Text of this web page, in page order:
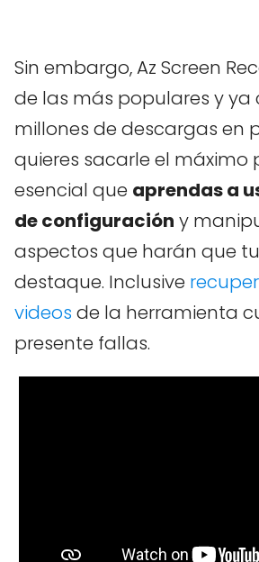
Sin embargo, Az Screen
de las más populares y ya
millones de descargas en
quieres sacarle el máximo
esencial que aprendas a
de configuración y
aspectos que harán que
destaque. Inclusive
videos de la herramienta
presente fallas.